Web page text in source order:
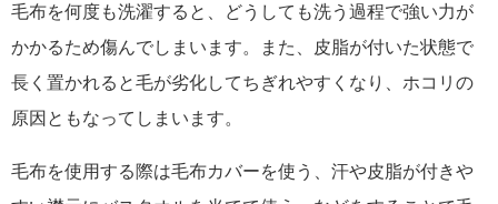
毛布を何度も洗濯すると、どうしても洗う過程で強い力が
かかるため傷んでしまいます。また、皮脂が付いた状態で
長く置かれると毛が劣化してちぎれやすくなり、ホコリの
原因ともなってしまいます。
毛布を使用する際は毛布カバーを使う、汗や皮脂が付きや